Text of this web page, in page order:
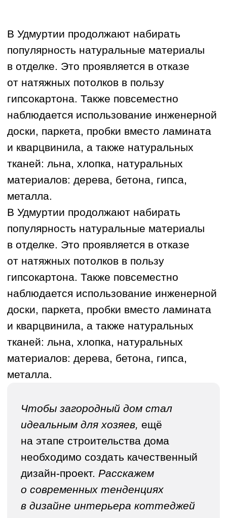
спален, детских, кабинетов.
дизайнер интерьеров,
архитектор
популярность натуральные материалы
в отделке. Это проявляется в отказе
от натяжных потолков в пользу
гипсокартона. Также повсеместно
наблюдается использование инженерной
доски, паркета, пробки вместо ламината
тканей: льна, хлопка, натуральных
материалов: дерева, бетона, гипса,
популярность натуральные материалы
в отделке. Это проявляется в отказе
гипсокартона. Также повсеместно
наблюдается использование инженерной
доски, паркета, пробки вместо ламината
и кварцвинила, а также натуральных
тканей: льна, хлопка, натуральных
материалов: дерева, бетона, гипса,
Прямая речь или выделеный
текст Прямая речь или
выделеный текст Прямая речь
или выделеный текст Прямая
Прямая речь или выделеный
текст Прямая речь или
выделеный текст Прямая речь
или выделеный текст Прямая
речь или выделеный текст
Прямая речь или выделеный
текст
Таким образом, в современных